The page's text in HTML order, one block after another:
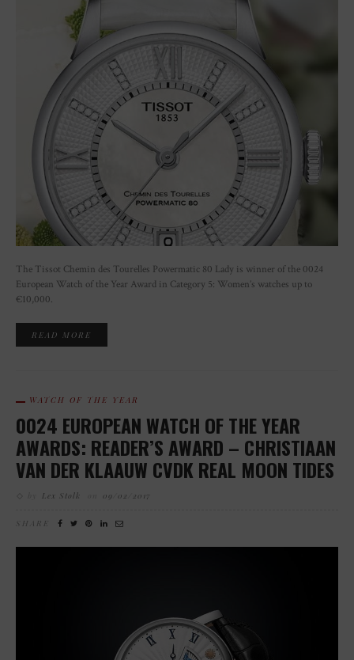
The Tissot Chemin des Tourelles Powermatic 80 Lady is winner of the 0024
European Watch of the Year Award in Category 5: Women’s watches up to
€10,000.
READ MORE
WATCH OF THE YEAR
0024 EUROPEAN WATCH OF THE YEAR
AWARDS: READER’S AWARD – CHRISTIAAN
VAN DER KLAAUW CVDK REAL MOON TIDES
Lex Stolk 09/02/2017
SHARE